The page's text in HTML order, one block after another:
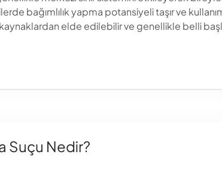
bağımlılık yapma potansiyeli taşır ve
elde edilebilir ve genellikle belli
Suçu Nedir?